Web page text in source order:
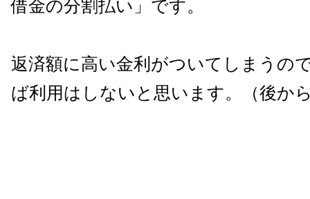
借金の分割払い」です。
返済額に高い金利がついてしまうの
ば利用はしないと思います。（後か